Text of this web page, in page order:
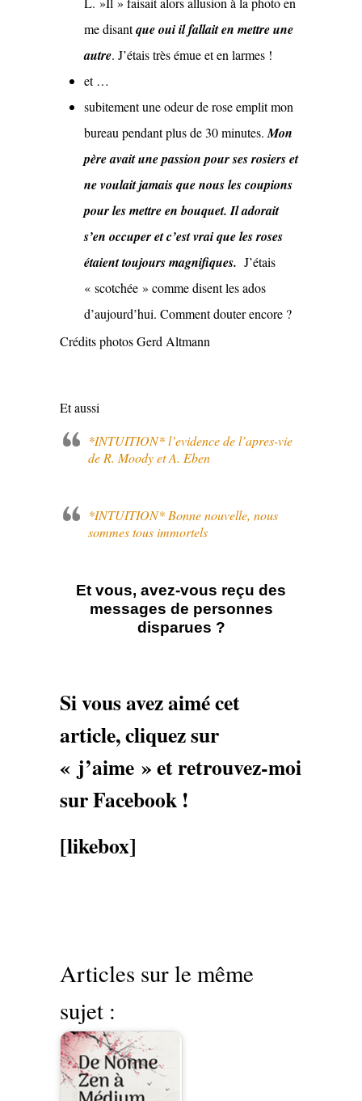
me disantque oui il fallait en mettre une
autre. J’étais très émue et en larmes !
et …
subitement une odeur de rose emplit mon
bureau pendant plus de 30 minutes.Mon
père avait une passion pour ses rosiers et
ne voulait jamais que nous les coupions
pour les mettre en bouquet.Il adorait
s’en occuper et c’est vrai que les roses
étaient toujours magnifiques. J’étais
« scotchée » comme disent les ados
d’aujourd’hui. Comment douter encore ?
Crédits photos Gerd Altmann
Et aussi
*INTUITION* l’evidence de l’apres-vie
de R. Moody et A. Eben
*INTUITION* Bonne nouvelle, nous
sommes tous immortels
Et vous, avez-vous reçu des
messages de personnes
disparues ?
Si vous avez aimé cet
article, cliquez sur
« j’aime » et retrouvez-moi
sur Facebook !
[likebox]
Articles sur le même
sujet :